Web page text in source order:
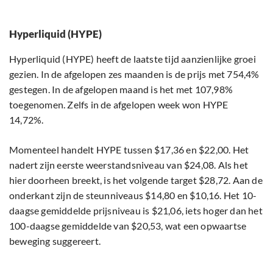
Hyperliquid (HYPE)
Hyperliquid (HYPE) heeft de laatste tijd aanzienlijke groei
gezien. In de afgelopen zes maanden is de prijs met 754,4%
gestegen. In de afgelopen maand is het met 107,98%
toegenomen. Zelfs in de afgelopen week won HYPE
14,72%.
Momenteel handelt HYPE tussen $17,36 en $22,00. Het
nadert zijn eerste weerstandsniveau van $24,08. Als het
hier doorheen breekt, is het volgende target $28,72. Aan de
onderkant zijn de steunniveaus $14,80 en $10,16. Het 10-
daagse gemiddelde prijsniveau is $21,06, iets hoger dan het
100-daagse gemiddelde van $20,53, wat een opwaartse
beweging suggereert.